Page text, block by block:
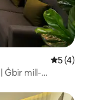
Rating
5 (4)
Ġbir mill-